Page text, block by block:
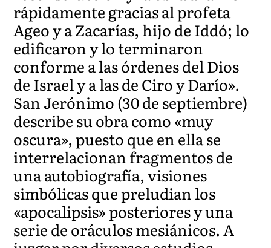
rápidamente gracias al profeta
Ageo y a Zacarías, hijo de Iddó; lo
edificaron y lo terminaron
conforme a las órdenes del Dios
de Israel y a las de Ciro y Darío».
San Jerónimo (30 de septiembre)
describe su obra como «muy
oscura», puesto que en ella se
interrelacionan fragmentos de
una autobiografía, visiones
simbólicas que preludian los
«apocalipsis» posteriores y una
serie de oráculos mesiánicos. A